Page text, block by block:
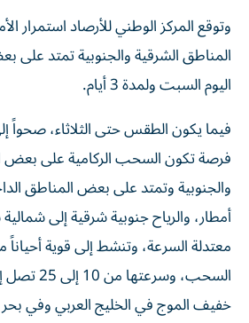
وتوقع المركز الوطني للأرصاد استمرار
المناطق الشرقية والجنوبية تمتد على
اليوم السبت ولمدة 3 أيام.
فيما يكون الطقس حتى الثلاثاء، صحواً
فرصة تكون السحب الركامية على بعض
والجنوبية وتمتد على بعض المناطق
أمطار، والرياح جنوبية شرقية إلى
معتدلة السرعة، وتنشط إلى قوية أحياناً
خفيف الموج في الخليج العربي وفي